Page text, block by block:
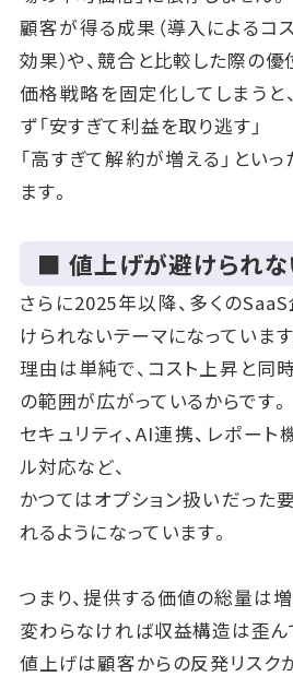
顧客が得る成果（導入によるコ
効果）や、競合と比較した際の優
価格戦略を固定化してしまうと
ず「安すぎて利益を取り逃す」
「高すぎて解約が増える」とい
ます。
■ 値上げが避けられ
さらに2025年以降、多くの
けられないテーマになっています
理由は単純で、コスト上昇と同
の範囲が広がっているからです。
セキュリティ、AI連携、レポート
ル対応など、
かつてはオプション扱いだった
れるようになっています。
つまり、提供する価値の総量は
変わらなければ収益構造は歪ん
値上げは顧客からの反発リスク